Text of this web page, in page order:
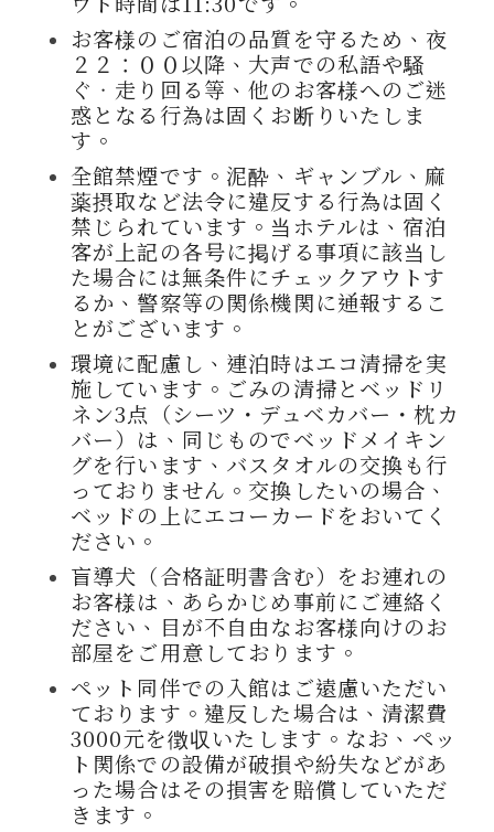
お客様のご宿泊の品質を守るため、夜
２２：００以降、大声での私語や騒
ぐ‧走り回る等、他のお客様へのご迷
惑となる行為は固くお断りいたしま
す。
全館禁煙です。泥酔、ギャンブル、麻
薬摂取など法令に違反する行為は固く
禁じられています。 当ホテルは、宿泊
客が上記の各号に掲げる事項に該当し
た場合には無条件にチェックアウトす
るか、 警察等の関係機関に通報するこ
とがございます。
環境に配慮し、連泊時はエコ清掃を実
施しています。ごみの清掃とベッドリ
ネン3点（シーツ・デュベカバー・枕カ
バー）は、同じものでベッドメイキン
グを行います、バスタオルの交換も行
っておりません。交換したいの場合、
ベッドの上にエコーカードをおいてく
ださい。
盲導犬（合格証明書含む）をお連れの
お客様は、あらかじめ事前にご連絡く
ださい、目が不自由なお客様向けのお
部屋をご用意しております。
ペット同伴での入館はご遠慮いただい
ております。違反した場合は、清潔費
3000元を徴収いたします。なお、ペッ
ト関係での設備が破損や紛失などがあ
った場合はその損害を賠償していただ
きます。